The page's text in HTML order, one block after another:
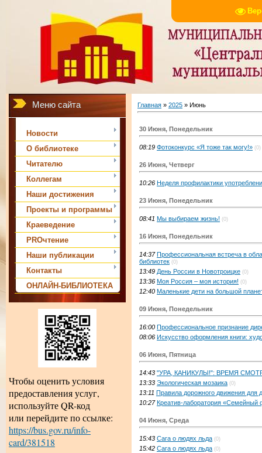
Меню сайта
Новости
О библиотеке
Читателю
Коллегам
Наши достижения
Проекты и программы
Краеведение
PROчтение
Наши публикации
Контакты
ОНЛАЙН-БИБЛИОТЕКА
Чтобы оценить условия
предоставления услуг,
используйте QR-код
или перейдите по ссылке:
https://bus.gov.ru/info-
card/381518
Главная » 2025 » Июнь
30 Июня, Понедельник
08:19 Фотоконкурс «Я тоже так могу!» (0)
26 Июня, Четверг
10:26 Неделя профилактики
23 Июня, Понедельник
08:41 Мы выбираем жизнь! (0)
16 Июня, Понедельник
14:37 Профессиональная встреча в
библиотек (0)
13:49 День России в Новотроицке (0)
13:36 Моя Россия – моя история! (0)
12:40 Маленькие дети на большой
09 Июня, Понедельник
16:00 Профессиональное признание
08:06 Искусство оформления книги:
06 Июня, Пятница
14:43 "УРА, КАНИКУЛЫ!": ВРЕМЯ
13:33 Экологическая мозаика (0)
13:11 Правила дорожного движения для
10:27 Креатив-лаборатория «Семейный
04 Июня, Среда
15:43 Сага о людях льда (0)
15:42 Сага о людях льда (0)